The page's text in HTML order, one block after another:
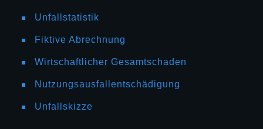
Unfallstatistik
Fiktive Abrechnung
Wirtschaftlicher Gesamtschaden
Nutzungsausfallentschädigung
Unfallskizze